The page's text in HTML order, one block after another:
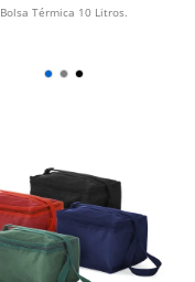
Bolsa Térmica 10 Litros.